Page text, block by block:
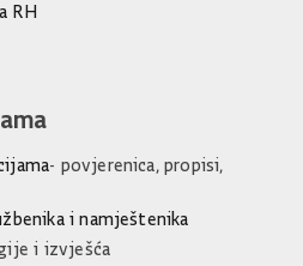
RH
- povjerenica, propisi,
i namještenika
i izvješća